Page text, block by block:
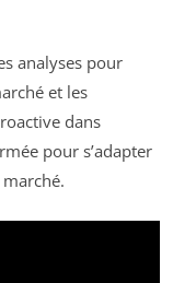
analyses pour
et les
dans
pour s’adapter